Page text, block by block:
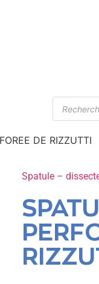
DE RIZZUTTI
Spatule –